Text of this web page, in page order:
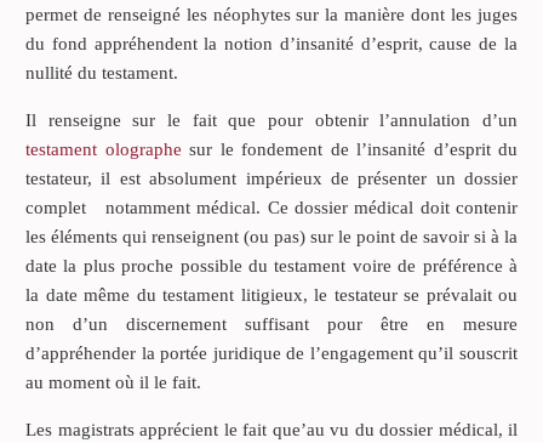
permet de renseigné les néophytes sur la manière dont les juges
du fond appréhendent la notion d’insanité d’esprit, cause de la
nullité du testament.
Il renseigne sur le fait que pour obtenir l’annulation d’un
testament olographe sur le fondement de l’insanité d’esprit du
testateur, il est absolument impérieux de présenter un dossier
complet notamment médical. Ce dossier médical doit contenir
les éléments qui renseignent (ou pas) sur le point de savoir si à la
date la plus proche possible du testament voire de préférence à
la date même du testament litigieux, le testateur se prévalait ou
non d’un discernement suffisant pour être en mesure
d’appréhender la portée juridique de l’engagement qu’il souscrit
au moment où il le fait.
Les magistrats apprécient le fait que’au vu du dossier médical, il